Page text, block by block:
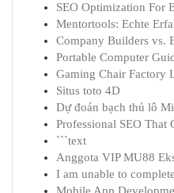
SEO Optimization For
Mentortools: Echte
Company Builders vs.
Portable Computer
Gaming Chair Factory
Situs toto 4D
Dự đoán bạch thủ lô
Professional SEO That
```text
Anggota VIP MU88
I am unable to